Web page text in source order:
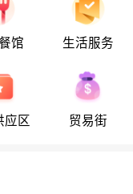
馆 生活服务
应区 贸易街